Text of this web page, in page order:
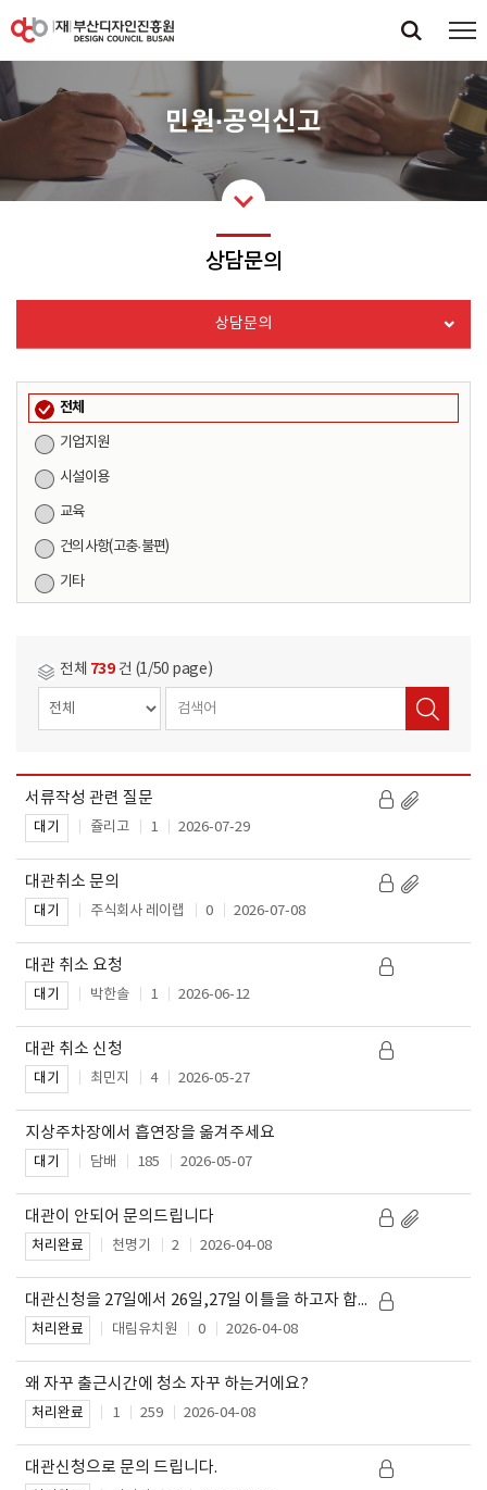
민원·공익신고
상담문의
상담문의
전체
기업지원
시설이용
교육
건의사항(고충·불편)
기타
전체 739 건 (1/50 page)
제
목
작
성
서류작성 관련 질문
대기 쥴리고 1 2026-07-29
대관취소 문의
대기 주식회사 레이랩 0 2026-07-08
대관 취소 요청
대기 박한솔 1 2026-06-12
대관 취소 신청
대기 최민지 4 2026-05-27
지상주차장에서 흡연장을 옮겨주세요
대기 담배 185 2026-05-07
대관이 안되어 문의드립니다
처리완료 천명기 2 2026-04-08
대관신청을 27일에서 26일,27일 이틀을 하고자 합니다.
처리완료 대림유치원 0 2026-04-08
왜 자꾸 출근시간에 청소 자꾸 하는거에요?
처리완료 1 259 2026-04-08
대관신청으로 문의 드립니다.